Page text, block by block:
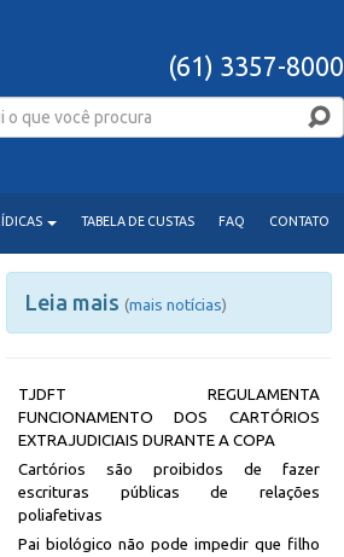
(61) 3357-8000
TABELA DE CUSTAS FAQ CONTATO
Leia mais (mais notícias)
TJDFT REGULAMENTA
FUNCIONAMENTO DOS CARTÓRIOS
EXTRAJUDICIAIS DURANTE A COPA
Cartórios são proibidos de fazer
escrituras públicas de relações
poliafetivas
Pai biológico não pode impedir que filho